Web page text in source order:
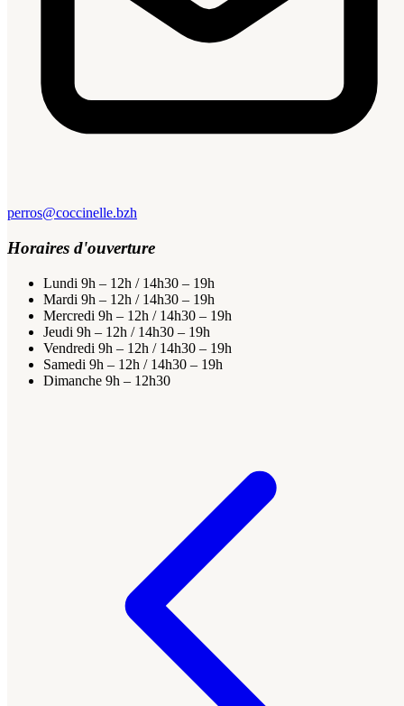
perros@coccinelle.bzh
Horaires d'ouverture
Lundi 9h – 12h / 14h30 – 19h
Mardi 9h – 12h / 14h30 – 19h
Mercredi 9h – 12h / 14h30 – 19h
Jeudi 9h – 12h / 14h30 – 19h
Vendredi 9h – 12h / 14h30 – 19h
Samedi 9h – 12h / 14h30 – 19h
Dimanche 9h – 12h30